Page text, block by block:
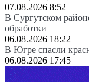
07.08.2026 8:52
В Сургутском
обработки
06.08.2026 18:22
В Югре спасли
06.08.2026 17:45